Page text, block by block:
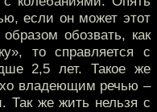
если он может этот
обозвать, как
то справляется с
2,5 лет. Такое же
владеющим речью –
Так же жить нельзя с